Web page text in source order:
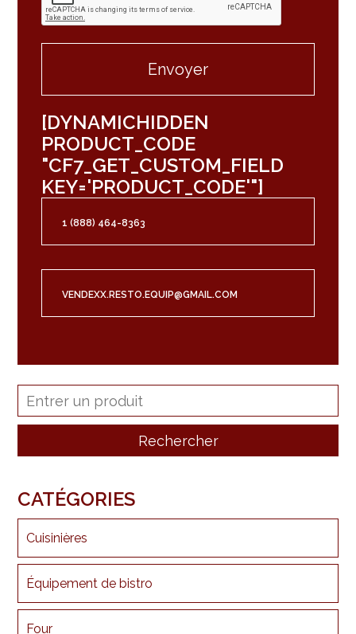
[DYNAMICHIDDEN
PRODUCT_CODE
"CF7_GET_CUSTOM_FIELD
KEY='PRODUCT_CODE'"]
1 (888) 464-8363
VENDEXX.RESTO.EQUIP@GMAIL.COM
CATÉGORIES
Cuisinières
Équipement de bistro
Four